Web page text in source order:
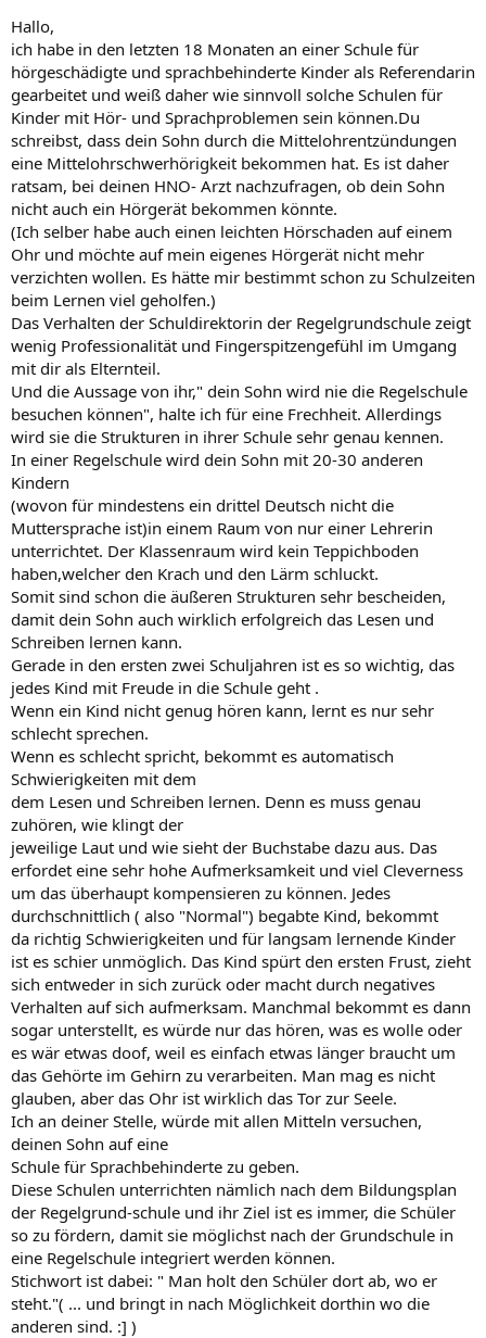
Hallo,
ich habe in den letzten 18 Monaten an einer Schule für
hörgeschädigte und sprachbehinderte Kinder als Referendarin
gearbeitet und weiß daher wie sinnvoll solche Schulen für
Kinder mit Hör- und Sprachproblemen sein können.Du
schreibst, dass dein Sohn durch die Mittelohrentzündungen
eine Mittelohrschwerhörigkeit bekommen hat. Es ist daher
ratsam, bei deinen HNO- Arzt nachzufragen, ob dein Sohn
nicht auch ein Hörgerät bekommen könnte.
(Ich selber habe auch einen leichten Hörschaden auf einem
Ohr und möchte auf mein eigenes Hörgerät nicht mehr
verzichten wollen. Es hätte mir bestimmt schon zu Schulzeiten
beim Lernen viel geholfen.)
Das Verhalten der Schuldirektorin der Regelgrundschule zeigt
wenig Professionalität und Fingerspitzengefühl im Umgang
mit dir als Elternteil.
Und die Aussage von ihr," dein Sohn wird nie die Regelschule
besuchen können", halte ich für eine Frechheit. Allerdings
wird sie die Strukturen in ihrer Schule sehr genau kennen.
In einer Regelschule wird dein Sohn mit 20-30 anderen
Kindern
(wovon für mindestens ein drittel Deutsch nicht die
Muttersprache ist)in einem Raum von nur einer Lehrerin
unterrichtet. Der Klassenraum wird kein Teppichboden
haben,welcher den Krach und den Lärm schluckt.
Somit sind schon die äußeren Strukturen sehr bescheiden,
damit dein Sohn auch wirklich erfolgreich das Lesen und
Schreiben lernen kann.
Gerade in den ersten zwei Schuljahren ist es so wichtig, das
jedes Kind mit Freude in die Schule geht .
Wenn ein Kind nicht genug hören kann, lernt es nur sehr
schlecht sprechen.
Wenn es schlecht spricht, bekommt es automatisch
Schwierigkeiten mit dem
dem Lesen und Schreiben lernen. Denn es muss genau
zuhören, wie klingt der
jeweilige Laut und wie sieht der Buchstabe dazu aus. Das
erfordet eine sehr hohe Aufmerksamkeit und viel Cleverness
um das überhaupt kompensieren zu können. Jedes
durchschnittlich ( also "Normal") begabte Kind, bekommt
da richtig Schwierigkeiten und für langsam lernende Kinder
ist es schier unmöglich. Das Kind spürt den ersten Frust, zieht
sich entweder in sich zurück oder macht durch negatives
Verhalten auf sich aufmerksam. Manchmal bekommt es dann
sogar unterstellt, es würde nur das hören, was es wolle oder
es wär etwas doof, weil es einfach etwas länger braucht um
das Gehörte im Gehirn zu verarbeiten. Man mag es nicht
glauben, aber das Ohr ist wirklich das Tor zur Seele.
Ich an deiner Stelle, würde mit allen Mitteln versuchen,
deinen Sohn auf eine
Schule für Sprachbehinderte zu geben.
Diese Schulen unterrichten nämlich nach dem Bildungsplan
der Regelgrund-schule und ihr Ziel ist es immer, die Schüler
so zu fördern, damit sie möglichst nach der Grundschule in
eine Regelschule integriert werden können.
Stichwort ist dabei: " Man holt den Schüler dort ab, wo er
steht."( ... und bringt in nach Möglichkeit dorthin wo die
anderen sind. :] )